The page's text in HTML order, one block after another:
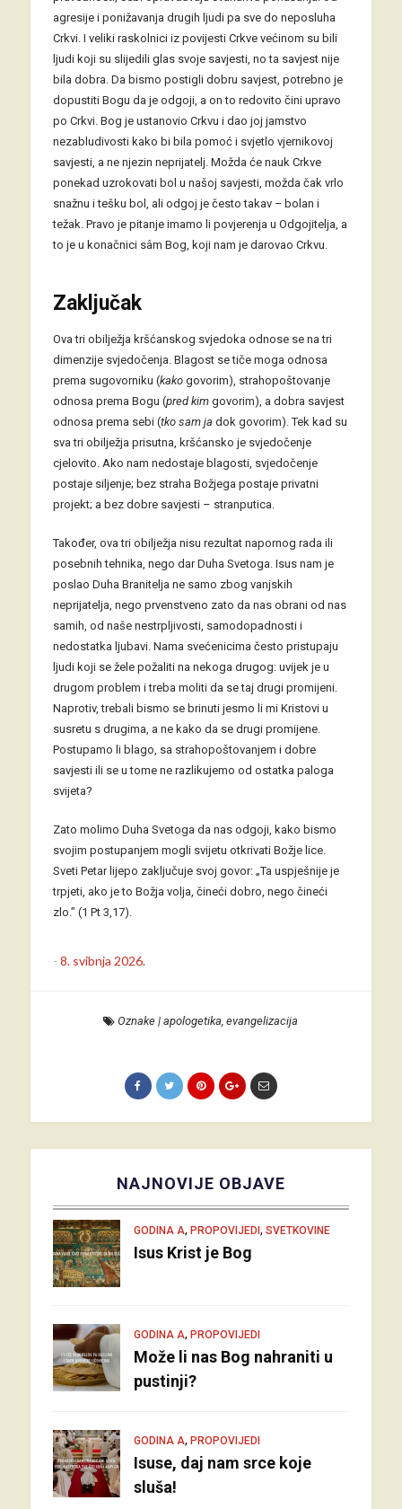
agresije i ponižavanja drugih ljudi pa sve do neposluha
Crkvi. I veliki raskolnici iz povijesti Crkve većinom su bili
ljudi koji su slijedili glas svoje savjesti, no ta savjest nije
bila dobra. Da bismo postigli dobru savjest, potrebno je
dopustiti Bogu da je odgoji, a on to redovito čini upravo
po Crkvi. Bog je ustanovio Crkvu i dao joj jamstvo
nezabludivosti kako bi bila pomoć i svjetlo vjernikovoj
savjesti, a ne njezin neprijatelj. Možda će nauk Crkve
ponekad uzrokovati bol u našoj savjesti, možda čak vrlo
snažnu i tešku bol, ali odgoj je često takav –bolan i
težak. Pravo je pitanje imamo li povjerenja u Odgojitelja, a
to je u konačnici sâm Bog, koji nam je darovao Crkvu.
Zaključak
Ova tri obilježja kršćanskog svjedoka odnose se na tri
dimenzije svjedočenja. Blagost se tiče moga odnosa
prema sugovorniku (kakogovorim), strahopoštovanje
odnosa prema Bogu (pred kimgovorim), a dobra savjest
odnosa prema sebi (tko sam ja dok govorim). Tek kad su
sva tri obilježja prisutna, kršćansko je svjedočenje
cjelovito. Ako nam nedostaje blagosti, svjedočenje
postaje siljenje; bez straha Božjega postaje privatni
projekt; a bez dobre savjesti – stranputica.
Također, ova tri obilježja nisu rezultat napornog rada ili
posebnih tehnika, nego dar Duha Svetoga. Isus nam je
poslao Duha Branitelja ne samo zbog vanjskih
neprijatelja, nego prvenstveno zato da nas obrani od nas
samih, od naše nestrpljivosti, samodopadnosti i
nedostatka ljubavi. Nama svećenicima često pristupaju
ljudi koji se žele požaliti na nekoga drugog: uvijek je u
drugom problem i treba moliti da se taj drugi promijeni.
Naprotiv, trebali bismo se brinuti jesmo li mi Kristovi u
susretu s drugima, a ne kako da se drugi promijene.
Postupamo li blago, sa strahopoštovanjem i dobre
savjesti ili se u tome ne razlikujemo od ostatka paloga
svijeta?
Zato molimo Duha Svetoga da nas odgoji, kako bismo
svojim postupanjem mogli svijetu otkrivati Božje lice.
Sveti Petar lijepo zaključuje svoj govor: „Ta uspješnije je
trpjeti, ako je to Božja volja, čineći dobro, nego čineći
zlo.” (1 Pt 3,17).
- 8. svibnja 2026.
Oznake |apologetika ,evangelizacija
NAJNOVIJE OBJAVE
GODINA A, PROPOVIJEDI, SVETKOVINE
Isus Krist je Bog
GODINA A, PROPOVIJEDI
Može li nas Bog nahraniti u
pustinji?
GODINA A, PROPOVIJEDI
Isuse, daj nam srce koje
sluša!